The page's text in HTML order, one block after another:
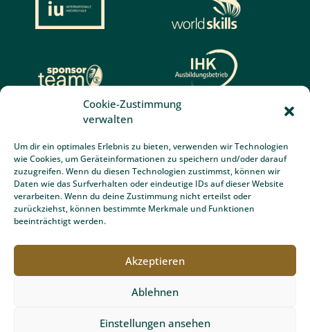
Cookie-Zustimmung
verwalten
Um dir ein optimales Erlebnis zu bieten, verwenden wir Technologien
wie Cookies, um Geräteinformationen zu speichern und/oder darauf
zuzugreifen. Wenn du diesen Technologien zustimmst, können wir
Daten wie das Surfverhalten oder eindeutige IDs auf dieser Website
verarbeiten. Wenn du deine Zustimmung nicht erteilst oder
zurückziehst, können bestimmte Merkmale und Funktionen
beeinträchtigt werden.
Akzeptieren
Ablehnen
Einstellungen ansehen
Kontakt
Team Grün Furtner GmbH
Ibentalstraße 6
79256 Buchenbach bei Freiburg
Telefonnummer anzeigen
Email schreiben
4.7 von 5 Punkten in 58 Bewertungen